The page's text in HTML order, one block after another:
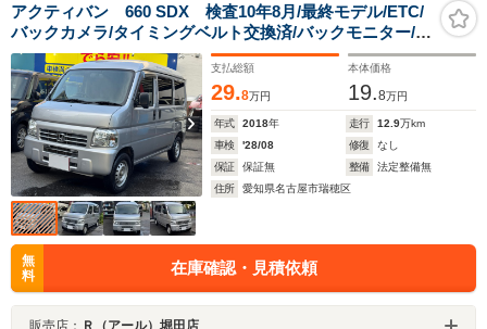
アクティバン 660 SDX 検査10年8月/最終モデル/ETC/
バックカメラ/タイミングベルト交換済/バックモニター/両
側スライドドア/パワステ/エアコン
支払総額
29.8万円
本体価格
19.8万円
年式 2018年 走行 12.9万km
車検
'28/08 修復
なし
保証
保証無 整備
法定整備無
住所
愛知県名古屋市瑞穂区
無
料
在庫確認・見積依頼
販売店： Ｒ（アール）堀田店